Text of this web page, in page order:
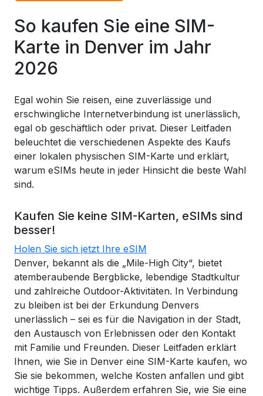
So kaufen Sie eine SIM-
Karte in Denver im Jahr
2026
Egal wohin Sie reisen, eine zuverlässige und
erschwingliche Internetverbindung ist unerlässlich,
egal ob geschäftlich oder privat. Dieser Leitfaden
beleuchtet die verschiedenen Aspekte des Kaufs
einer lokalen physischen SIM-Karte und erklärt,
warum eSIMs heute in jeder Hinsicht die beste Wahl
sind.
Kaufen Sie keine SIM-Karten, eSIMs sind
besser!
Holen Sie sich jetzt Ihre eSIM
Denver, bekannt als die „Mile-High City“, bietet
atemberaubende Bergblicke, lebendige Stadtkultur
und zahlreiche Outdoor-Aktivitäten. In Verbindung
zu bleiben ist bei der Erkundung Denvers
unerlässlich – sei es für die Navigation in der Stadt,
den Austausch von Erlebnissen oder den Kontakt
mit Familie und Freunden. Dieser Leitfaden erklärt
Ihnen, wie Sie in Denver eine SIM-Karte kaufen, wo
Sie sie bekommen, welche Kosten anfallen und gibt
wichtige Tipps. Außerdem erfahren Sie, wie Sie eine